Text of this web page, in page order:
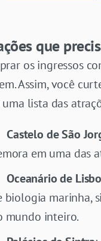
que
os ingressos
Assim, você
lista das
Castelo de São
em uma das
Oceanário de
biologia marinha,
mundo inteiro.